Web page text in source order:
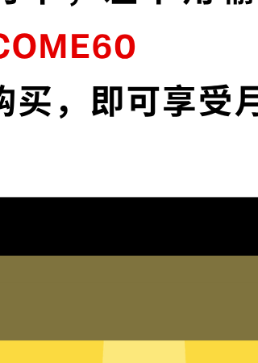
Apex英雄加速器VPN采用顶级加密，确保您
的在线资料安全无虞。
下载Apex英雄加速器VPNApp